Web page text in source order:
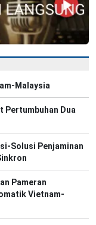
Malaysia
Pertumbuhan Dua
Solusi Penjaminan
Pameran
Vietnam-